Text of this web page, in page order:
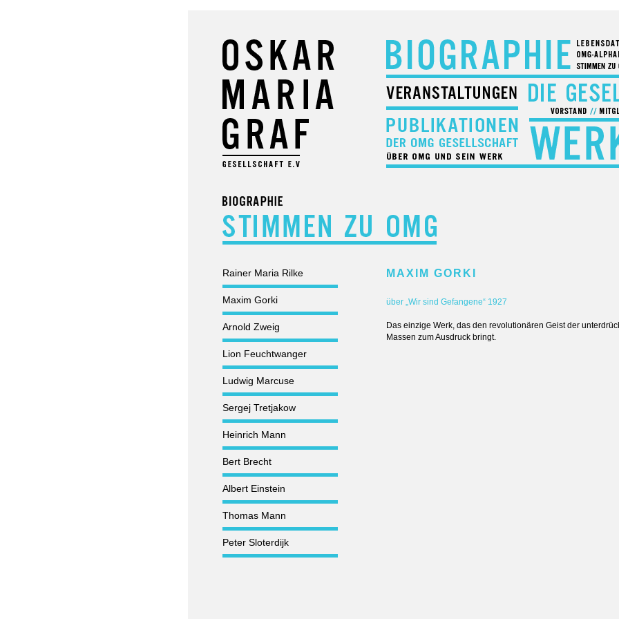
Rainer Maria Rilke
Maxim Gorki
Arnold Zweig
Lion Feuchtwanger
Ludwig Marcuse
Sergej Tretjakow
Heinrich Mann
Bert Brecht
Albert Einstein
Thomas Mann
Peter Sloterdijk
MAXIM GORKI
über „Wir sind Gefangene“ 1927
Das einzige Werk, das den revolutionären Geist der
Massen zum Ausdruck bringt.